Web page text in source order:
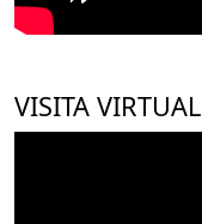
VISITA VIRTUAL